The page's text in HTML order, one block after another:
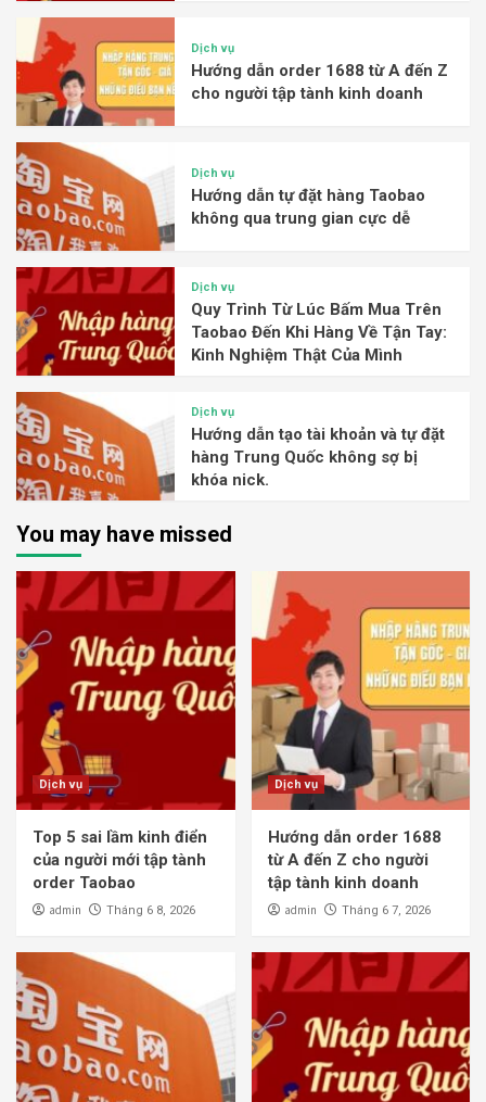
Dịch vụ
Hướng dẫn order 1688 từ A đến Z
cho người tập tành kinh doanh
Dịch vụ
Hướng dẫn tự đặt hàng Taobao
không qua trung gian cực dễ
Dịch vụ
Quy Trình Từ Lúc Bấm Mua Trên
Taobao Đến Khi Hàng Về Tận Tay:
Kinh Nghiệm Thật Của Mình
Dịch vụ
Hướng dẫn tạo tài khoản và tự đặt
hàng Trung Quốc không sợ bị
khóa nick.
You may have missed
Dịch vụ
Top 5 sai lầm kinh điển
của người mới tập tành
order Taobao
admin Tháng 6 8, 2026
Dịch vụ
Hướng dẫn order 1688
từ A đến Z cho người
tập tành kinh doanh
admin Tháng 6 7, 2026